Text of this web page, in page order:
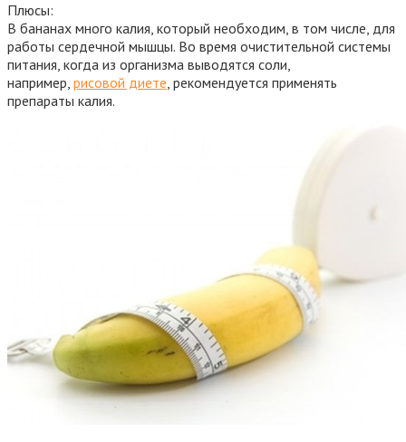
Плюсы:
В бананах много калия, который необходим, в том числе, для
работы сердечной мышцы. Во время очистительной системы
питания, когда из организма выводятся соли,
например, рисовой диете, рекомендуется применять
препараты калия.